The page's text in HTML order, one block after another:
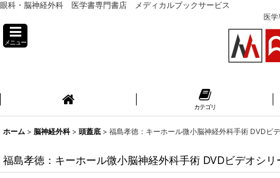
眼科・脳神経外科 医学書専門書店 メディカルブックサービス
医学
メニュー
カテゴリ
ホーム > 脳神経外科 > 頭蓋底 > 福島孝徳：キーホール微小脳神経外科手術 DVDビ
福島孝徳：キーホール微小脳神経外科手術 DVDビデオシ